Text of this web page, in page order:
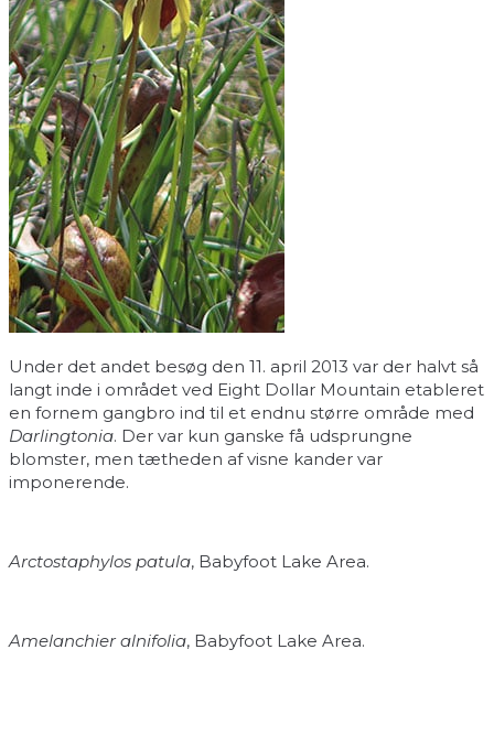
Under det andet besøg den 11. april 2013 var der halvt så
langt inde i området ved Eight Dollar Mountain etableret
en fornem gangbro ind til et endnu større område med
Darlingtonia. Der var kun ganske få udsprungne
blomster, men tætheden af visne kander var
imponerende.
Arctostaphylos patula, Babyfoot Lake Area.
Amelanchier alnifolia, Babyfoot Lake Area.